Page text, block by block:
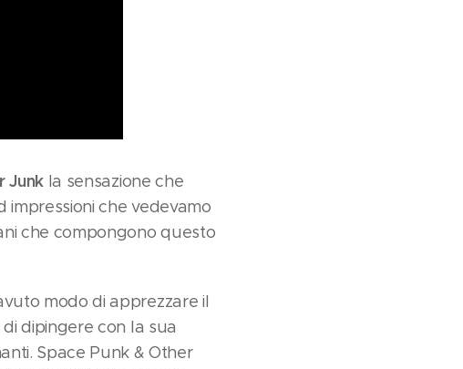
Junk la sensazione che
che vedevamo
che compongono questo
modo di apprezzare il
dipingere con la sua
Space Punk & Other